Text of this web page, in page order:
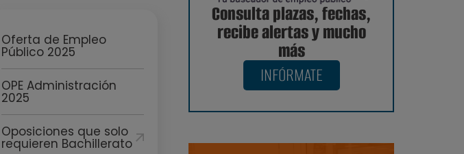
Oferta de Empleo
Público 2025
OPE Administración
2025
Oposiciones que solo
requieren Bachillerato
Consulta plazas, fechas,
recibe alertas y mucho
más
INFÓRMATE